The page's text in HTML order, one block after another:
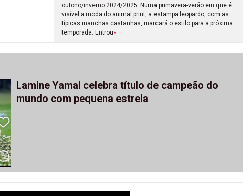
outono/inverno 2024/2025. Numa primavera-verão em que é
visível a moda do animal print, a estampa leopardo, com as
típicas manchas castanhas, marcará o estilo para a próxima
temporada. Entrou»
Lamine Yamal celebra título de campeão do
mundo com pequena estrela